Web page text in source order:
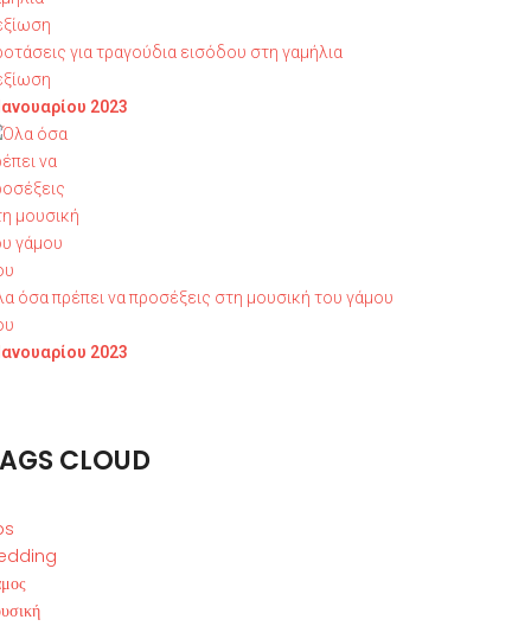
για τραγούδια εισόδου στη γαμήλια
2023
όσα πρέπει να προσέξεις στη μουσική του γάμου
2023
CLOUD